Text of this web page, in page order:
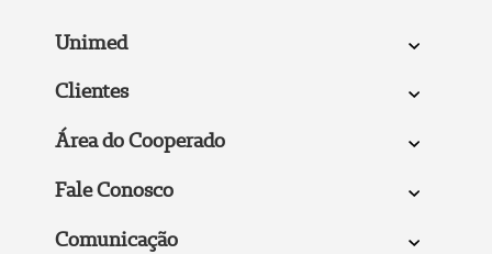
Unimed
Clientes
Área do Cooperado
Fale Conosco
Comunicação